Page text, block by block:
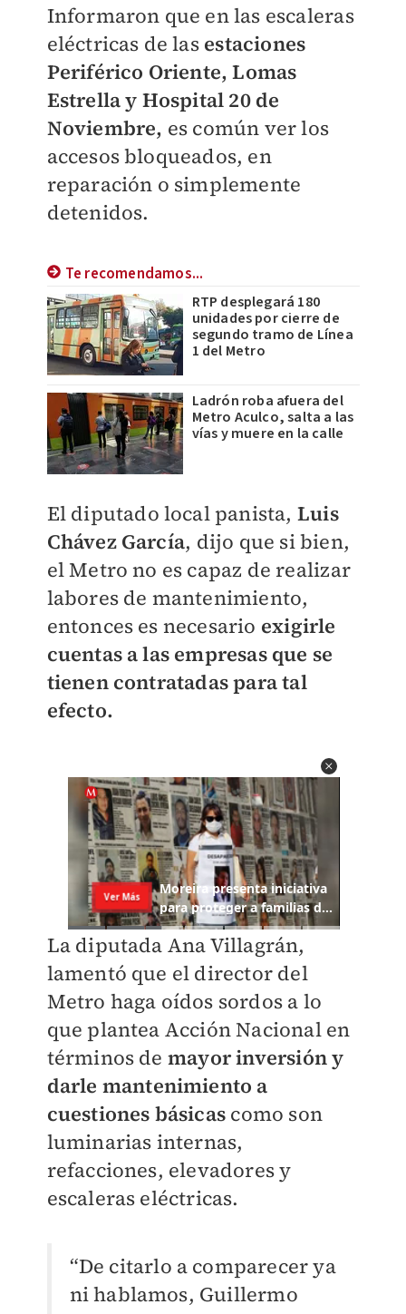
Informaron que en las escaleras
eléctricas de las estaciones
Periférico Oriente, Lomas
Estrella y Hospital 20 de
Noviembre, es común ver los
accesos bloqueados, en
reparación o simplemente
detenidos.
Te recomendamos...
RTP desplegará 180
unidades por cierre de
segundo tramo de Línea
1 del Metro
Ladrón roba afuera del
Metro Aculco, salta a las
vías y muere en la calle
El diputado local panista, Luis
Chávez García, dijo que si bien,
el Metro no es capaz de realizar
labores de mantenimiento,
entonces es necesario exigirle
cuentas a las empresas que se
tienen contratadas para tal
efecto.
La diputada Ana Villagrán,
lamentó que el director del
Metro haga oídos sordos a lo
que plantea Acción Nacional en
términos de mayor inversión y
darle mantenimiento a
cuestiones básicas como son
luminarias internas,
refacciones, elevadores y
escaleras eléctricas.
“De citarlo a comparecer ya
ni hablamos, Guillermo